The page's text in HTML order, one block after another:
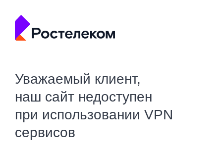
Уважаемый клиент,
наш сайт недоступен
при использовании VPN
сервисов